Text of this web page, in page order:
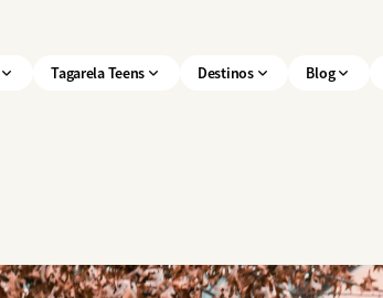
Tagarela Teens Destinos Blog